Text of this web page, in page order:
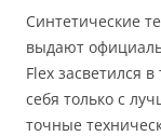
Синтетические
выдают
Flex засветился
себя только с
точные